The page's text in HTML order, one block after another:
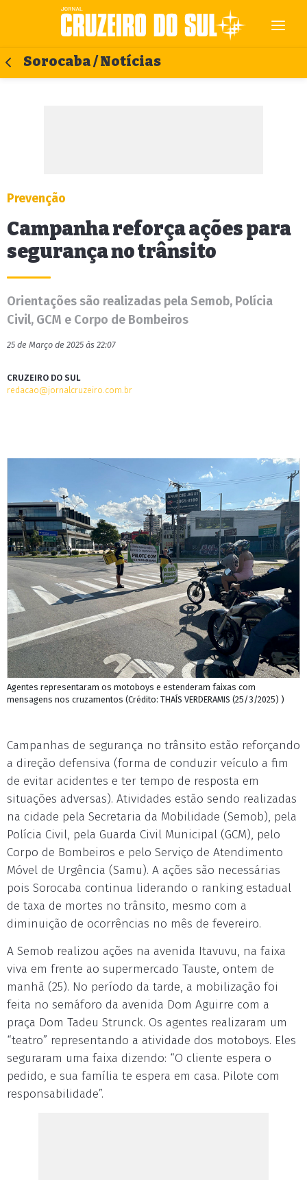
Sorocaba / Notícias
Prevenção
Campanha reforça ações para
segurança no trânsito
Orientações são realizadas pela Semob, Polícia
Civil, GCM e Corpo de Bombeiros
25 de Março de 2025 às 22:07
CRUZEIRO DO SUL
redacao@jornalcruzeiro.com.br
Agentes representaram os motoboys e estenderam faixas com
mensagens nos cruzamentos (Crédito: THAÍS VERDERAMIS (25/3/2025) )
Campanhas de segurança no trânsito estão reforçando
a direção defensiva (forma de conduzir veículo a fim
de evitar acidentes e ter tempo de resposta em
situações adversas). Atividades estão sendo realizadas
na cidade pela Secretaria da Mobilidade (Semob), pela
Polícia Civil, pela Guarda Civil Municipal (GCM), pelo
Corpo de Bombeiros e pelo Serviço de Atendimento
Móvel de Urgência (Samu). A ações são necessárias
pois Sorocaba continua liderando o ranking estadual
de taxa de mortes no trânsito, mesmo com a
diminuição de ocorrências no mês de fevereiro.
A Semob realizou ações na avenida Itavuvu, na faixa
viva em frente ao supermercado Tauste, ontem de
manhã (25). No período da tarde, a mobilização foi
feita no semáforo da avenida Dom Aguirre com a
praça Dom Tadeu Strunck. Os agentes realizaram um
“teatro” representando a atividade dos motoboys. Eles
seguraram uma faixa dizendo: “O cliente espera o
pedido, e sua família te espera em casa. Pilote com
responsabilidade”.